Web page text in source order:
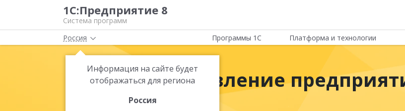
1С:Предприятие 8
Система программ
Россия
Информация на сайте будет
отображаться для региона
Россия
Программы 1С Платформа и технологии
1С:ERP Управление